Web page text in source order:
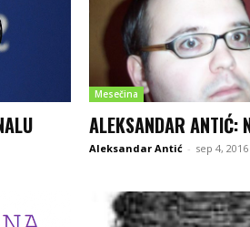
Mesečina
ALEKSANDAR ANTIĆ:
Aleksandar Antić - sep 4, 2016